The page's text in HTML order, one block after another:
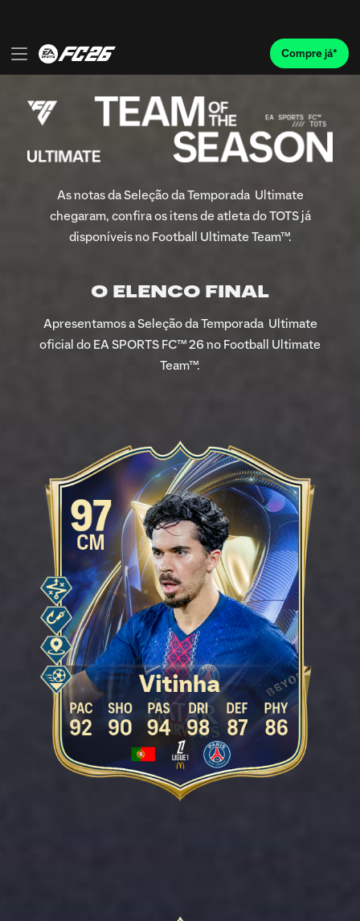
As notas da Seleção da Temporada Ultimate
chegaram, confira os itens de atleta do TOTS já
disponíveis no Football Ultimate Team™.
O ELENCO FINAL
Apresentamos a Seleção da Temporada Ultimate
oficial do EA SPORTS FC™ 26 no Football Ultimate
Team™.